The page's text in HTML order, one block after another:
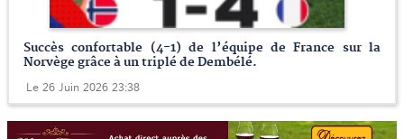
Succès confortable (4-1) de l’équipe de France sur la
Norvège grâce à un triplé de Dembélé.
Le 26 Juin 2026 23:38